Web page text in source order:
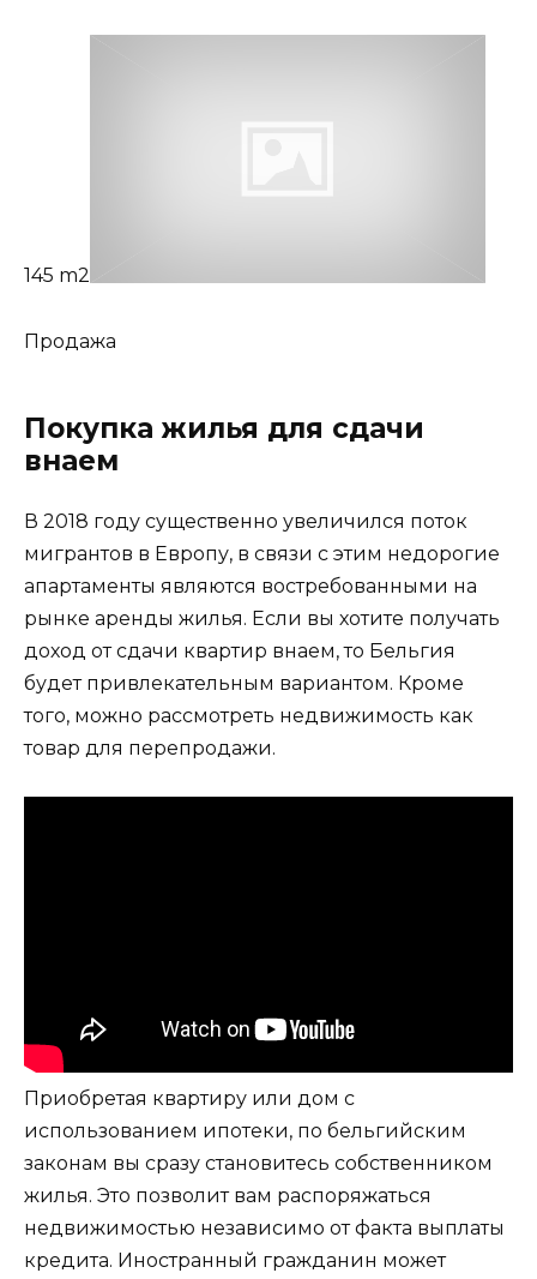
145 m2
Продажа
Покупка жилья для сдачи
внаем
В 2018 году существенно увеличился поток
мигрантов в Европу, в связи с этим недорогие
апартаменты являются востребованными на
рынке аренды жилья. Если вы хотите получать
доход от сдачи квартир внаем, то Бельгия
будет привлекательным вариантом. Кроме
того, можно рассмотреть недвижимость как
товар для перепродажи.
Приобретая квартиру или дом с
использованием ипотеки, по бельгийским
законам вы сразу становитесь собственником
жилья. Это позволит вам распоряжаться
недвижимостью независимо от факта выплаты
кредита. Иностранный гражданин может